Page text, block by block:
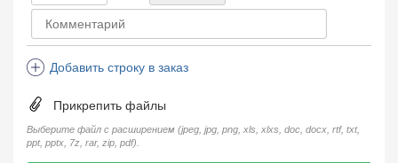
Steam Trap
Компенсатор
Пламегаситель
Добавить строку в заказ
Прикрепить файлы
Выберите файл с расширением (jpeg, jpg, png, xls, xlxs, doc, docx, rtf, txt,
ppt, pptx, 7z, rar, zip, pdf).